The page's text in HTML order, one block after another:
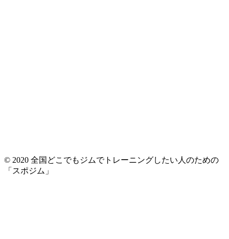
© 2020 全国どこでもジムでトレーニングしたい人のための
「スポジム」